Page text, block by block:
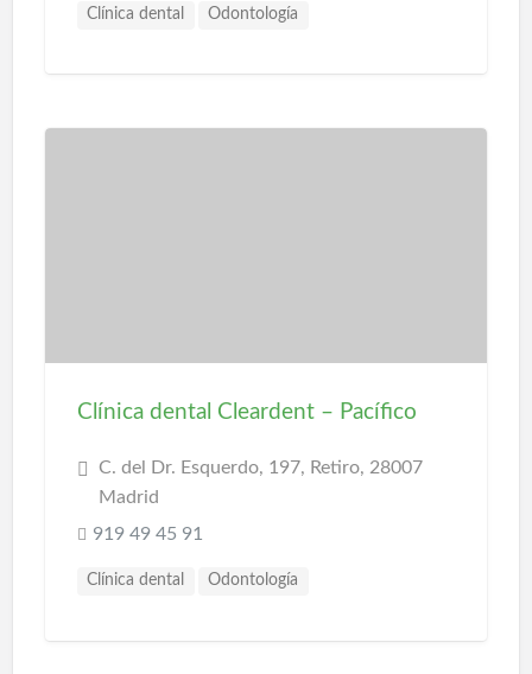
Clínica dental Odontología
Clínica dental Cleardent – Pacífico
C. del Dr. Esquerdo, 197, Retiro, 28007
Madrid
919 49 45 91
Clínica dental Odontología